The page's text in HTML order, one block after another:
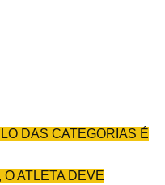
DAS CATEGORIAS É
ATLETA DEVE